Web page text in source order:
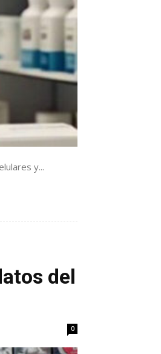
y...
del
0